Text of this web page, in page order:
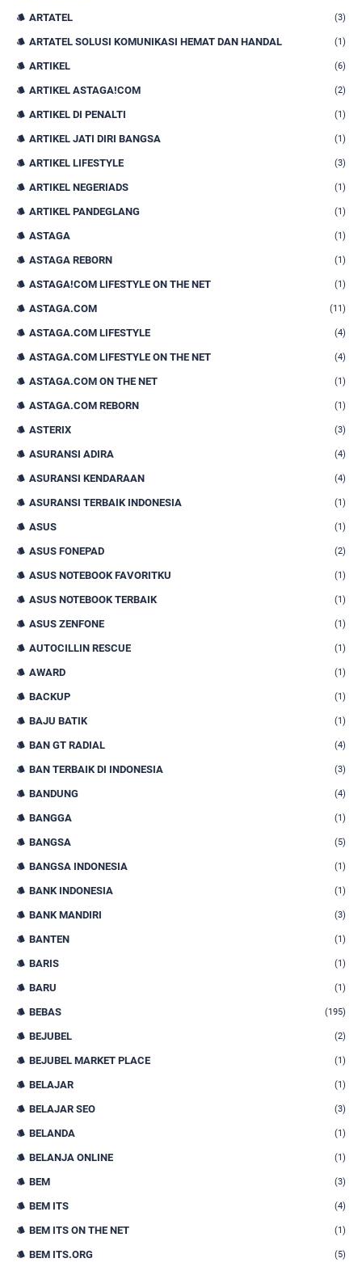
ARTATEL (3)
ARTATEL SOLUSI KOMUNIKASI HEMAT DAN HANDAL (1)
ARTIKEL (6)
ARTIKEL ASTAGA!COM (2)
ARTIKEL DI PENALTI (1)
ARTIKEL JATI DIRI BANGSA (1)
ARTIKEL LIFESTYLE (3)
ARTIKEL NEGERIADS (1)
ARTIKEL PANDEGLANG (1)
ASTAGA (1)
ASTAGA REBORN (1)
ASTAGA!COM LIFESTYLE ON THE NET (1)
ASTAGA.COM (11)
ASTAGA.COM LIFESTYLE (4)
ASTAGA.COM LIFESTYLE ON THE NET (4)
ASTAGA.COM ON THE NET (1)
ASTAGA.COM REBORN (1)
ASTERIX (3)
ASURANSI ADIRA (4)
ASURANSI KENDARAAN (4)
ASURANSI TERBAIK INDONESIA (1)
ASUS (1)
ASUS FONEPAD (2)
ASUS NOTEBOOK FAVORITKU (1)
ASUS NOTEBOOK TERBAIK (1)
ASUS ZENFONE (1)
AUTOCILLIN RESCUE (1)
AWARD (1)
BACKUP (1)
BAJU BATIK (1)
BAN GT RADIAL (4)
BAN TERBAIK DI INDONESIA (3)
BANDUNG (4)
BANGGA (1)
BANGSA (5)
BANGSA INDONESIA (1)
BANK INDONESIA (1)
BANK MANDIRI (3)
BANTEN (1)
BARIS (1)
BARU (1)
BEBAS (195)
BEJUBEL (2)
BEJUBEL MARKET PLACE (1)
BELAJAR (1)
BELAJAR SEO (3)
BELANDA (1)
BELANJA ONLINE (1)
BEM (3)
BEM ITS (4)
BEM ITS ON THE NET (1)
BEM ITS.ORG (5)